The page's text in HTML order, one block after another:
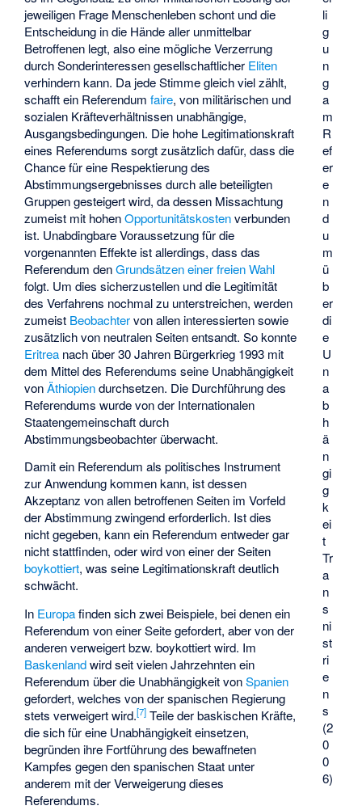
li
g
u
n
g
a
m
R
ef
er
e
n
d
u
m
ü
b
er
di
e
U
n
a
b
h
ä
n
gi
g
k
ei
t
Tr
a
n
s
ni
st
ri
e
n
s
(2
0
0
6)
jeweiligen Frage Menschenleben schont und die
Entscheidung in die Hände aller unmittelbar
Betroffenen legt, also eine mögliche Verzerrung
durch Sonderinteressen gesellschaftlicher Eliten
verhindern kann. Da jede Stimme gleich viel zählt,
schafft ein Referendumfaire, von militärischen und
sozialen Kräfteverhältnissen unabhängige,
Ausgangsbedingungen. Die hohe Legitimationskraft
eines Referendums sorgt zusätzlich dafür, dass die
Chance für eine Respektierung des
Abstimmungsergebnisses durch alle beteiligten
Gruppen gesteigert wird, da dessen Missachtung
zumeist mit hohenOpportunitätskostenverbunden
ist. Unabdingbare Voraussetzung für die
vorgenannten Effekte ist allerdings, dass das
Referendum denGrundsätzen einer freien Wahl
folgt. Um dies sicherzustellen und die Legitimität
des Verfahrens nochmal zu unterstreichen, werden
zumeist Beobachtervon allen interessierten sowie
zusätzlich von neutralen Seiten entsandt. So konnte
Eritrea nach über 30 Jahren Bürgerkrieg 1993 mit
dem Mittel des Referendums seine Unabhängigkeit
vonÄthiopiendurchsetzen. Die Durchführung des
Referendums wurde von der Internationalen
Staatengemeinschaft durch
Abstimmungsbeobachter überwacht.
Damit ein Referendum als politisches Instrument
zur Anwendung kommen kann, ist dessen
Akzeptanz von allen betroffenen Seiten im Vorfeld
der Abstimmung zwingend erforderlich. Ist dies
nicht gegeben, kann ein Referendum entweder gar
nicht stattfinden, oder wird von einer der Seiten
boykottiert, was seine Legitimationskraft deutlich
schwächt.
In Europafinden sich zwei Beispiele, bei denen ein
Referendum von einer Seite gefordert, aber von der
anderen verweigert bzw. boykottiert wird. Im
Baskenlandwird seit vielen Jahrzehnten ein
Referendum über die Unabhängigkeit vonSpanien
gefordert, welches von der spanischen Regierung
stets verweigert wird.[7] Teile der baskischen Kräfte,
die sich für eine Unabhängigkeit einsetzen,
begründen ihre Fortführung des bewaffneten
Kampfes gegen den spanischen Staat unter
anderem mit der Verweigerung dieses
Referendums.